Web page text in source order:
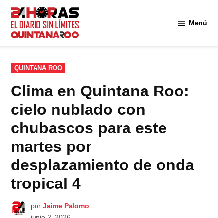
Saltar
contenido
Menú
PUBLICADO
EN
QUINTANA ROO
Clima en Quintana Roo:
cielo nublado con
chubascos para este
martes por
desplazamiento de onda
tropical 4
por Jaime Palomo